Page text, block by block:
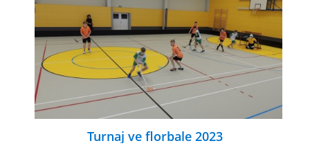
Turnaj ve florbale 2023